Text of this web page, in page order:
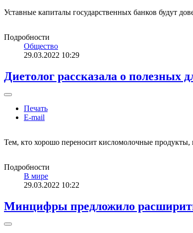
Уставные капиталы государственных банков будут
Подробности
Общество
29.03.2022 10:29
Диетолог рассказала о полезных
Печать
E-mail
Тем, кто хорошо переносит кисломолочные
Подробности
В мире
29.03.2022 10:22
Минцифры предложило